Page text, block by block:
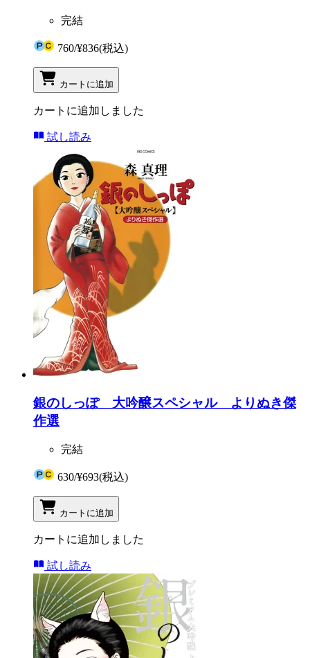
完結
760/¥836(税込)
カートに追加
カートに追加しました
試し読み
銀のしっぽ 大吟醸スペシャル よりぬき傑
作選
完結
630/¥693(税込)
カートに追加
カートに追加しました
試し読み